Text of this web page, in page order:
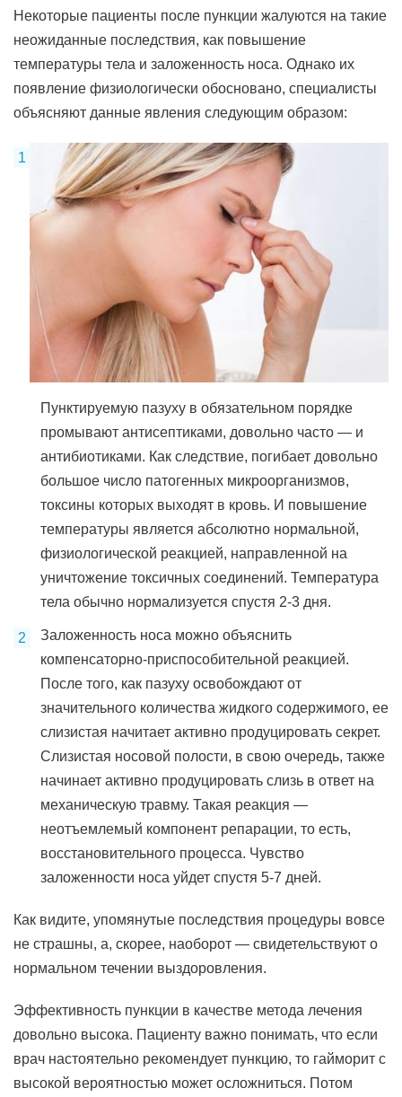
Некоторые пациенты после пункции жалуются на такие
неожиданные последствия, как повышение
температуры тела и заложенность носа. Однако их
появление физиологически обосновано, специалисты
объясняют данные явления следующим образом:
Пунктируемую пазуху в обязательном порядке
промывают антисептиками, довольно часто — и
антибиотиками. Как следствие, погибает довольно
большое число патогенных микроорганизмов,
токсины которых выходят в кровь. И повышение
температуры является абсолютно нормальной,
физиологической реакцией, направленной на
уничтожение токсичных соединений. Температура
тела обычно нормализуется спустя 2-3 дня.
Заложенность носа можно объяснить
компенсаторно-приспособительной реакцией.
После того, как пазуху освобождают от
значительного количества жидкого содержимого, ее
слизистая начитает активно продуцировать секрет.
Слизистая носовой полости, в свою очередь, также
начинает активно продуцировать слизь в ответ на
механическую травму. Такая реакция —
неотъемлемый компонент репарации, то есть,
восстановительного процесса. Чувство
заложенности носа уйдет спустя 5-7 дней.
Как видите, упомянутые последствия процедуры вовсе
не страшны, а, скорее, наоборот — свидетельствуют о
нормальном течении выздоровления.
Эффективность пункции в качестве метода лечения
довольно высока. Пациенту важно понимать, что если
врач настоятельно рекомендует пункцию, то гайморит с
высокой вероятностью может осложниться. Потом